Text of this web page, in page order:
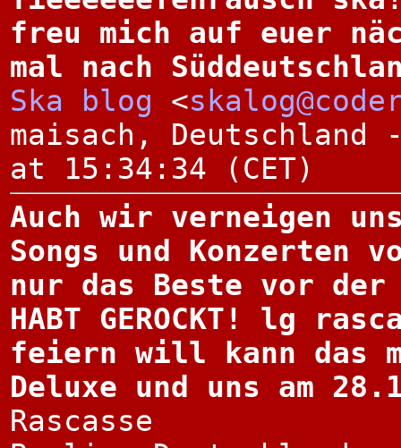
freu mich auf euer
mal nach
Ska blog <
maisach, Deutschland
at 15:34:34 (CET)
Auch wir verneigen
Songs und Konzerten
nur das Beste vor
HABT GEROCKT! lg
feiern will kann das
Deluxe und uns am
Rascasse